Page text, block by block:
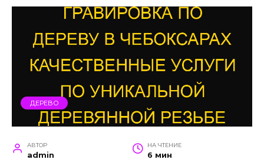
ДЕРЕВО
АВТОР
admin
НА ЧТЕНИЕ
6 мин